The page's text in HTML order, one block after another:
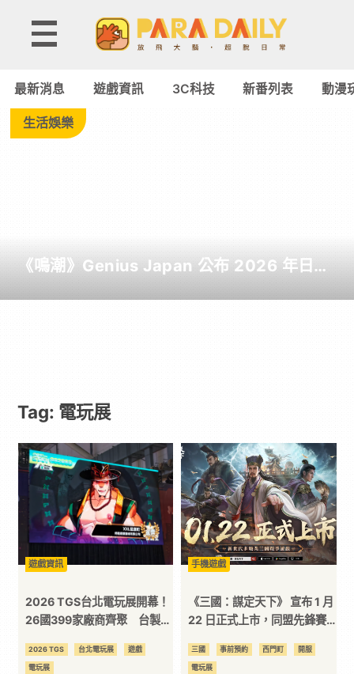
Tag:
玩
Paradaily
-
｜
動
漫
二
次
元
最新消息 遊戲資訊 3C科技 新番列表 動漫
生活娛樂
《鳴潮》Genius Japan 公布 2026 年日本
Tag: 電玩展
遊戲資訊
2026 TGS台北電玩展開幕！
26國399家廠商齊聚 台製遊
漢町》雙雙得獎
2026 TGS 台北電玩展 遊戲
電玩展
手機遊戲
《三國：謀定天下》 宣布 1 月
22 日正式上市，同盟先鋒賽
展參展確定。
三國 事前預約 西門町 開服
電玩展